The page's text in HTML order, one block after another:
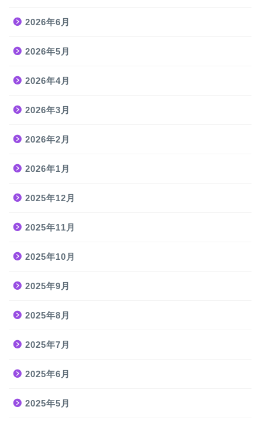
2026年6月
2026年5月
2026年4月
2026年3月
2026年2月
2026年1月
2025年12月
2025年11月
2025年10月
2025年9月
2025年8月
2025年7月
2025年6月
2025年5月